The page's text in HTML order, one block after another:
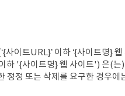
이트URL}’ 이하 ‘{사이트명}
하 '{사이트명} 웹 사이트') 은(
정 또는 삭제를 요구한 경우